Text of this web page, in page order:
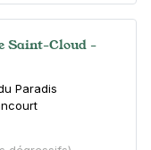
Saint-Cloud -
Paradis